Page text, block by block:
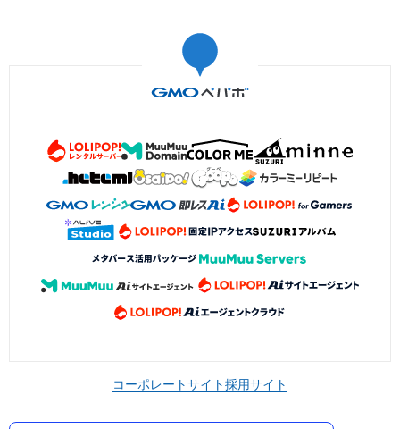
コーポレートサイト採用サイト